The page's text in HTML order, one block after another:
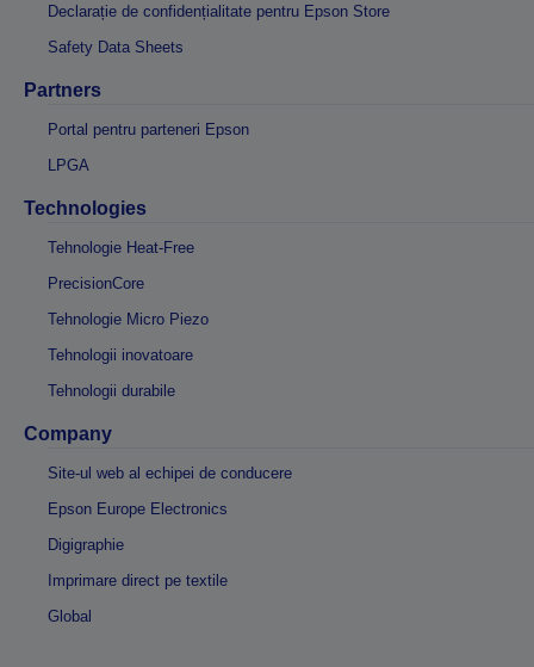
Declarație de confidențialitate pentru Epson Store
Safety Data Sheets
Partners
Portal pentru parteneri Epson
LPGA
Technologies
Tehnologie Heat-Free
PrecisionCore
Tehnologie Micro Piezo
Tehnologii inovatoare
Tehnologii durabile
Company
Site-ul web al echipei de conducere
Epson Europe Electronics
Digigraphie
Imprimare direct pe textile
Global